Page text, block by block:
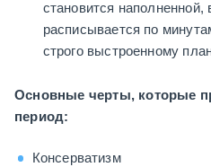
становится наполненной,
расписывается по
строго выстроенному
Основные черты, которые
период:
Консерватизм